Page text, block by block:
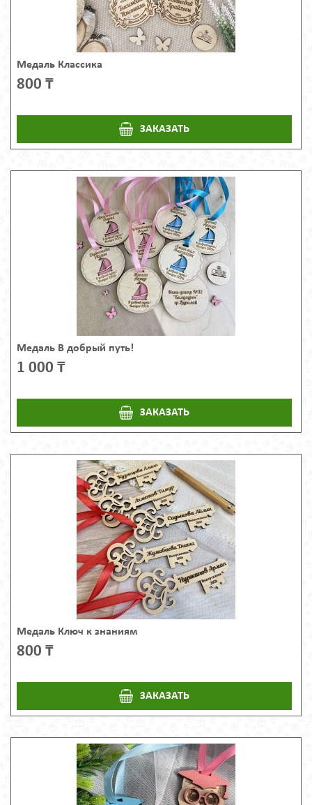
Медаль Классика
800 ₸
ЗАКАЗАТЬ
Медаль В добрый путь!
1 000 ₸
ЗАКАЗАТЬ
Медаль Ключ к знаниям
800 ₸
ЗАКАЗАТЬ